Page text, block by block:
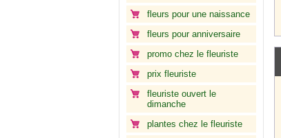
fleurs pour une naissance
fleurs pour anniversaire
promo chez le fleuriste
prix fleuriste
fleuriste ouvert le
dimanche
plantes chez le fleuriste